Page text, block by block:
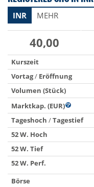
INR MEHR
40,00
Kurszeit
Vortag/ Eröffnung
Volumen (Stück)
Marktkap. (EUR)
Tageshoch /Tagestief
52 W. Hoch
52 W. Tief
52 W. Perf.
Börse